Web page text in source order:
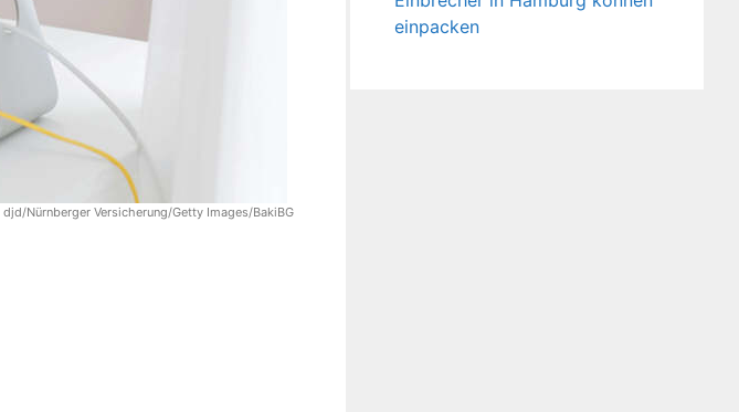
djd/Nürnberger Versicherung/Getty Images/BakiBG
einpacken